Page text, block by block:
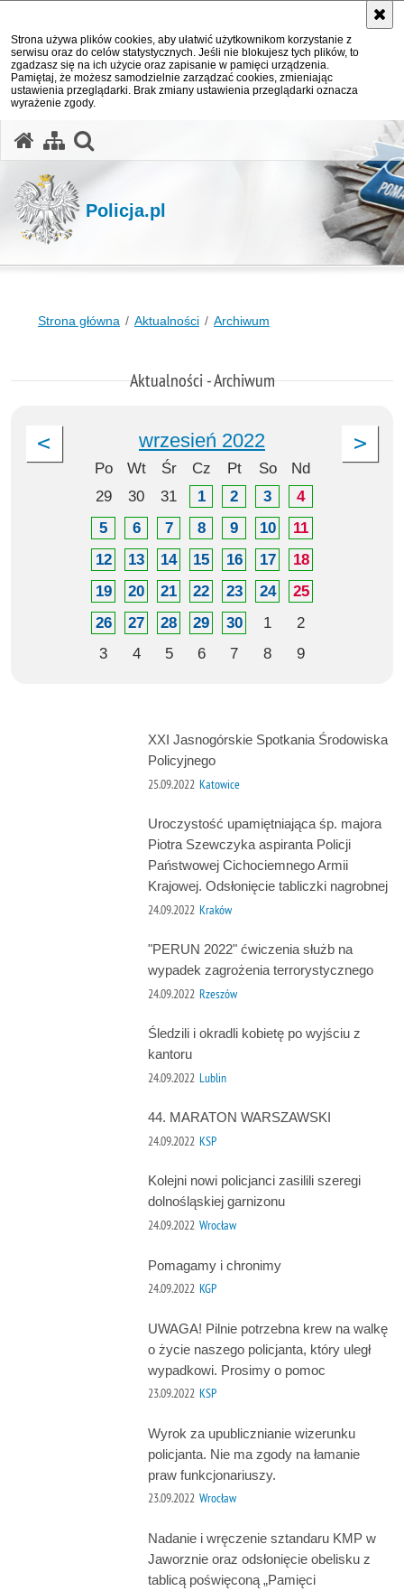
Strona używa plików cookies, aby ułatwić użytkownikom korzystanie z
serwisu oraz do celów statystycznych. Jeśli nie blokujesz tych plików, to
zgadzasz się na ich użycie oraz zapisanie w pamięci urządzenia.
Pamiętaj, że możesz samodzielnie zarządzać cookies, zmieniając
ustawienia przeglądarki. Brak zmiany ustawienia przeglądarki oznacza
wyrażenie zgody.
Policja.pl
Strona główna Aktualności Archiwum
Aktualności - Archiwum
wrzesień 2022
Po Wt Śr Cz Pt So
Nd
29
30 31 1 2 3
4
5
6 7 8 9 10
11
12
13 14 15 16 17
18
19
20 21 22 23 24
25
26
27 28 29 30 1
2
3
4 5 6 7 8 9
XXI Jasnogórskie Spotkania Środowiska
Policyjnego
25.09.2022 Katowice
Uroczystość upamiętniająca śp. majora
Piotra Szewczyka aspiranta Policji
Państwowej Cichociemnego Armii
Krajowej. Odsłonięcie tabliczki nagrobnej
24.09.2022 Kraków
"PERUN 2022" ćwiczenia służb na
wypadek zagrożenia terrorystycznego
24.09.2022 Rzeszów
Śledzili i okradli kobietę po wyjściu z
kantoru
24.09.2022 Lublin
44. MARATON WARSZAWSKI
24.09.2022 KSP
Kolejni nowi policjanci zasilili szeregi
dolnośląskiej garnizonu
24.09.2022 Wrocław
Pomagamy i chronimy
24.09.2022 KGP
UWAGA! Pilnie potrzebna krew na walkę
o życie naszego policjanta, który uległ
wypadkowi. Prosimy o pomoc
23.09.2022 KSP
Wyrok za upublicznianie wizerunku
policjanta. Nie ma zgody na łamanie
praw funkcjonariuszy.
23.09.2022 Wrocław
Nadanie i wręczenie sztandaru KMP w
Jaworznie oraz odsłonięcie obelisku z
tablicą poświęconą „Pamięci